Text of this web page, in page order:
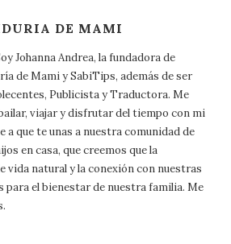
DE MAMI
Johanna Andrea, la fundadora de
de Mami y SabiTips, además de ser
Publicista y Traductora. Me
viajar y disfrutar del tiempo con mi
que te unas a nuestra comunidad de
en casa, que creemos que la
vida natural y la conexión con nuestras
para el bienestar de nuestra familia. Me